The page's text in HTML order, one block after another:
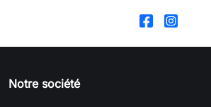
Notre société